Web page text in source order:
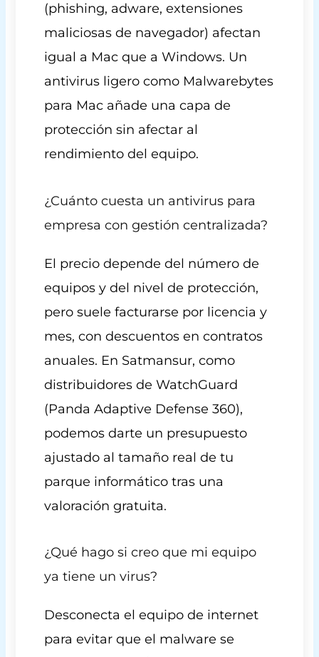
(phishing, adware, extensiones
maliciosas de navegador) afectan
igual a Mac que a Windows. Un
antivirus ligero como Malwarebytes
para Mac añade una capa de
protección sin afectar al
rendimiento del equipo.
¿Cuánto cuesta un antivirus para
empresa con gestión centralizada?
El precio depende del número de
equipos y del nivel de protección,
pero suele facturarse por licencia y
mes, con descuentos en contratos
anuales. En Satmansur, como
distribuidores de WatchGuard
(Panda Adaptive Defense 360),
podemos darte un presupuesto
ajustado al tamaño real de tu
parque informático tras una
valoración gratuita.
¿Qué hago si creo que mi equipo
ya tiene un virus?
Desconecta el equipo de internet
para evitar que el malware se